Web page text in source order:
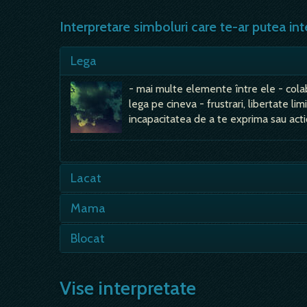
Interpretare simboluri care te-ar putea
Lega
- mai multe elemente între ele -
lega pe cineva - frustrari, libertate
incapacitatea de a te exprima sau
Lacat
exprima sau actiona, piedici,
anume; s-ar…
Mama
visul cu mama iti arata ca nu esti
Blocat
de idei, de solutii; întarzieri,
control; - a bloca ceva cu…
Vise interpretate